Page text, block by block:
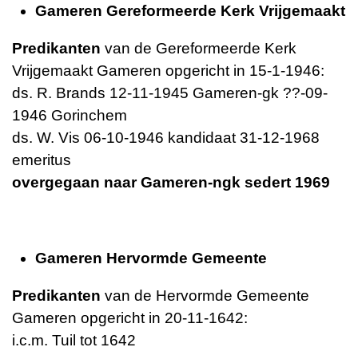
Gameren Gereformeerde Kerk Vrijgemaakt
Predikanten van de Gereformeerde Kerk
Vrijgemaakt Gameren opgericht in 15-1-1946:
ds. R. Brands 12-11-1945 Gameren-gk ??-09-
1946 Gorinchem
ds. W. Vis 06-10-1946 kandidaat 31-12-1968
emeritus
overgegaan naar Gameren-ngk sedert 1969
Gameren Hervormde Gemeente
Predikanten van de Hervormde Gemeente
Gameren opgericht in 20-11-1642:
i.c.m. Tuil tot 1642